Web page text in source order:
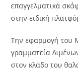
επαγγελματικά
στην ειδική
Την εφαρμογή του
γραμματεία
στον κλάδο του